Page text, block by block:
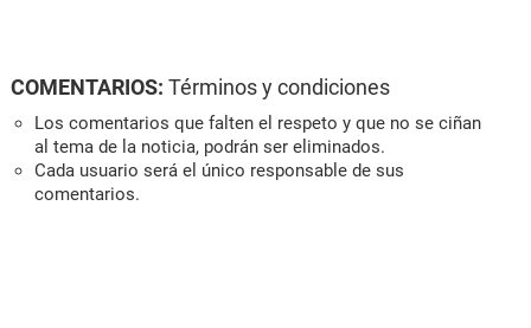
COMENTARIOS: Términos y condiciones
Los comentarios que falten el respeto y que no se ciñan
al tema de la noticia, podrán ser eliminados.
Cada usuario será el único responsable de sus
comentarios.